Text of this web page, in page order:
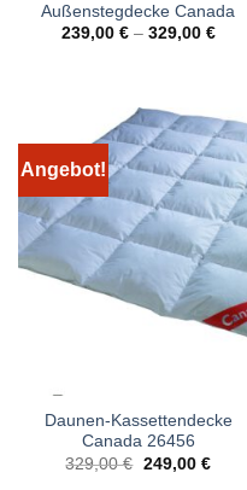
Außenstegdecke Canada
239,00 €– 329,00 €
Angebot!
Daunen-Kassettendecke
Canada 26456
329,00€ Ursprünglicher
249,00 €